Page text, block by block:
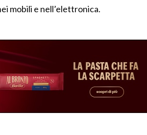
mobili e nell’elettronica.